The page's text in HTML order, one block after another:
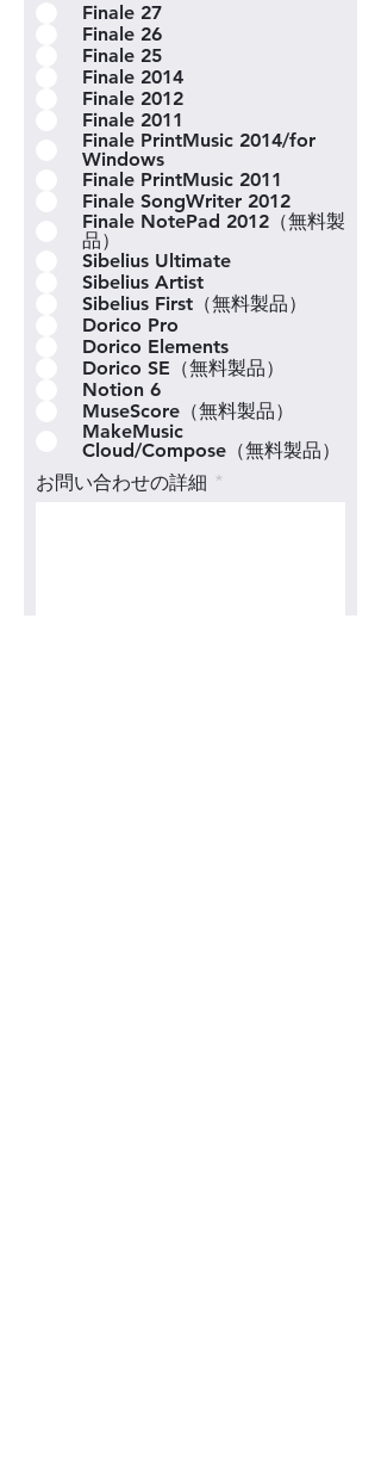
Finale 27
Finale 26
Finale 25
Finale 2014
Finale 2012
Finale 2011
Finale PrintMusic 2014/for
Windows
Finale PrintMusic 2011
Finale SongWriter 2012
Finale NotePad 2012（無料製
品）
Sibelius Ultimate
Sibelius Artist
Sibelius First（無料製品）
Dorico Pro
Dorico Elements
Dorico SE（無料製品）
Notion 6
MuseScore（無料製品）
MakeMusic
Cloud/Compose（無料製品）
お問い合わせの詳細